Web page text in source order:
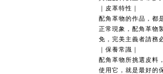
｜皮革特性｜
配角革物的作品，都
正常現象，配角革物
免，完美主義者請務
｜保養常識｜
配角革物所挑選皮料
使用它，就是最好的